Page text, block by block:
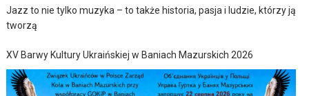
Jazz to nie tylko muzyka – to także historia, pasja i ludzie, którzy ją
tworzą
XV Barwy Kultury Ukraińskiej w Baniach Mazurskich 2026